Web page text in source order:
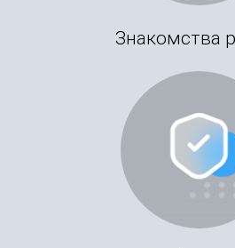
Знакомства